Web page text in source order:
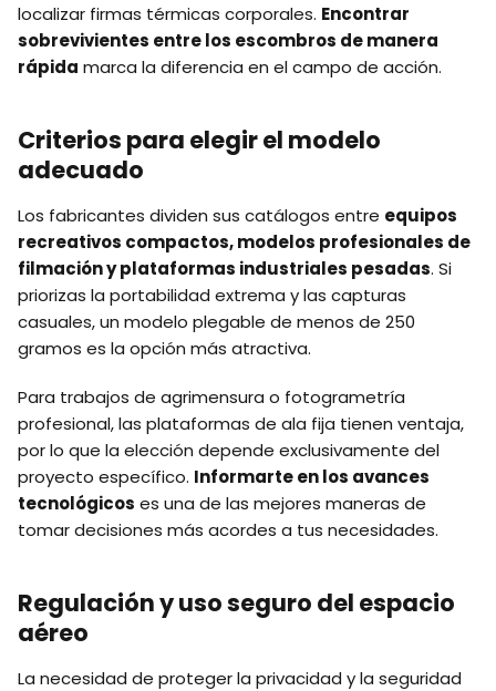
localizar firmas térmicas corporales. Encontrar
sobrevivientes entre los escombros de manera
rápida marca la diferencia en el campo de acción.
Criterios para elegir el modelo
adecuado
Los fabricantes dividen sus catálogos entre equipos
recreativos compactos, modelos profesionales de
filmación y plataformas industriales pesadas. Si
priorizas la portabilidad extrema y las capturas
casuales, un modelo plegable de menos de 250
gramos es la opción más atractiva.
Para trabajos de agrimensura o fotogrametría
profesional, las plataformas de ala fija tienen ventaja,
por lo que la elección depende exclusivamente del
proyecto específico. Informarte enlos avances
tecnológicos es una de las mejores maneras de
tomar decisiones más acordes a tus necesidades.
Regulación y uso seguro del espacio
aéreo
La necesidad de proteger la privacidad y la seguridad